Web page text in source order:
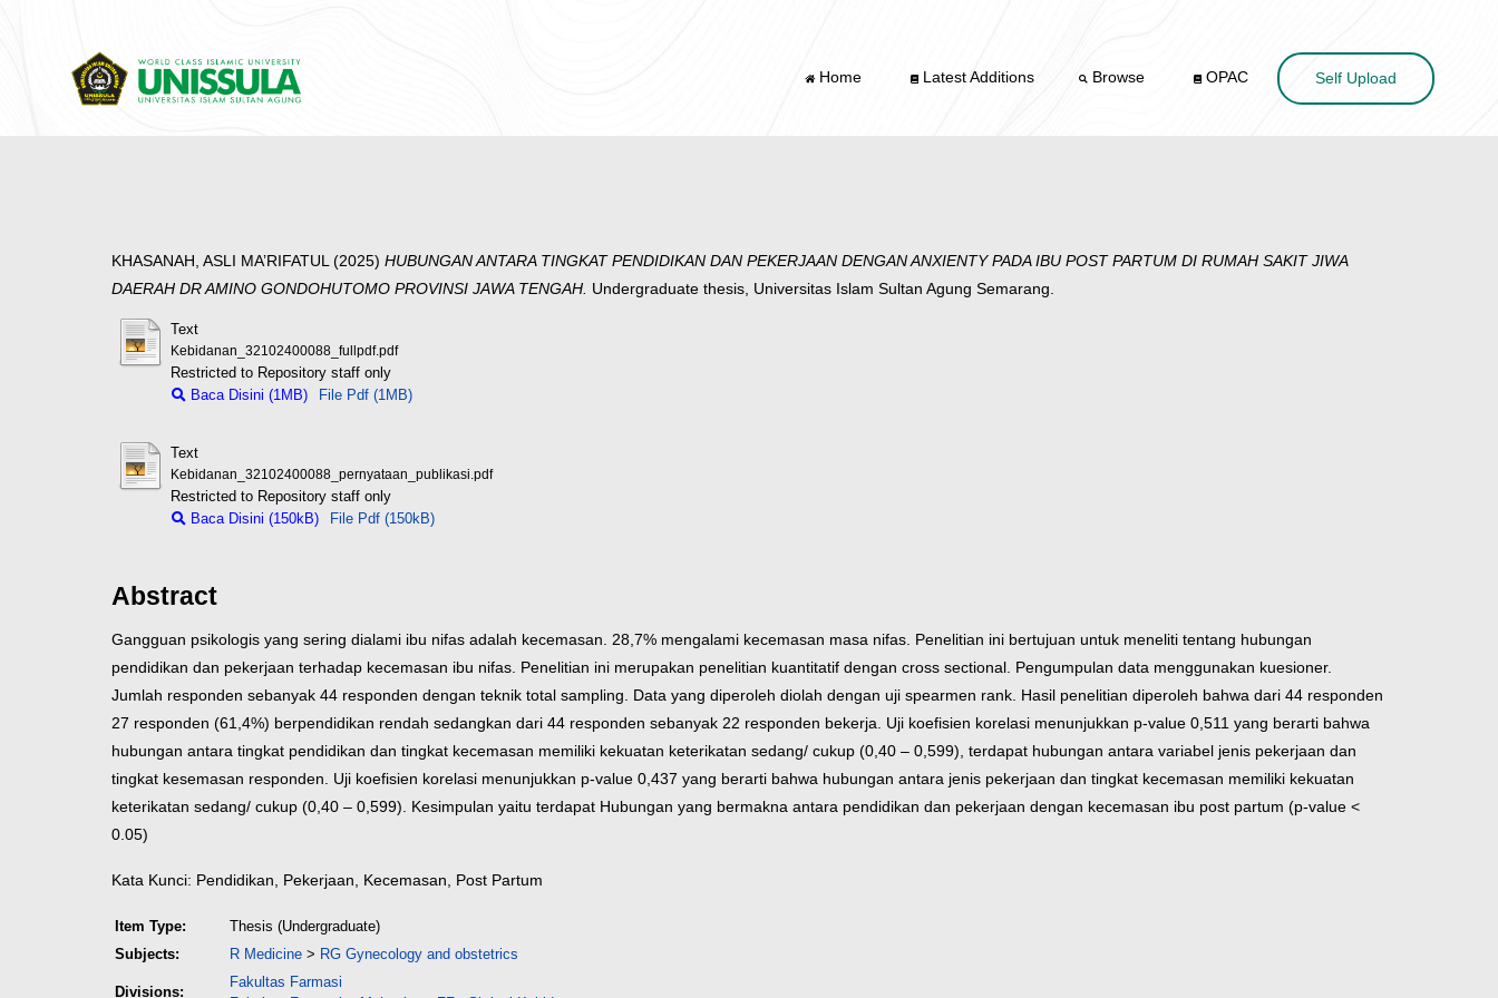
Home Latest Additions Browse OPAC Self Upload
KHASANAH, ASLI MA’RIFATUL(2025) HUBUNGAN ANTARA TINGKAT PENDIDIKAN DAN PEKERJAAN DENGAN ANXIENTY PADA IBU POST PARTUM DI RUMAH SAKIT JIWA
DAERAH DR AMINO GONDOHUTOMO PROVINSI JAWA TENGAH. Undergraduate thesis, Universitas Islam Sultan Agung Semarang.
Text
Kebidanan_32102400088_fullpdf.pdf
Restricted to Repository staff only
Baca Disini (1MB)
File Pdf (1MB)
Text
Kebidanan_32102400088_pernyataan_publikasi.pdf
Restricted to Repository staff only
Baca Disini (150kB)
File Pdf (150kB)
Abstract
Gangguan psikologis yang sering dialami ibu nifas adalah kecemasan. 28,7% mengalami kecemasan masa nifas. Penelitian ini bertujuan untuk meneliti tentang hubungan
pendidikan dan pekerjaan terhadap kecemasan ibu nifas. Penelitian ini merupakan penelitian kuantitatif dengan cross sectional. Pengumpulan data menggunakan kuesioner.
Jumlah responden sebanyak 44 responden dengan teknik total sampling. Data yang diperoleh diolah dengan uji spearmen rank. Hasil penelitian diperoleh bahwa dari 44 responden
27 responden (61,4%) berpendidikan rendah sedangkan dari 44 responden sebanyak 22 responden bekerja. Uji koefisien korelasi menunjukkan p-value 0,511 yang berarti bahwa
hubungan antara tingkat pendidikan dan tingkat kecemasan memiliki kekuatan keterikatan sedang/ cukup (0,40 – 0,599), terdapat hubungan antara variabel jenis pekerjaan dan
tingkat kesemasan responden. Uji koefisien korelasi menunjukkan p-value 0,437 yang berarti bahwa hubungan antara jenis pekerjaan dan tingkat kecemasan memiliki kekuatan
keterikatan sedang/ cukup (0,40 – 0,599). Kesimpulan yaitu terdapat Hubungan yang bermakna antara pendidikan dan pekerjaan dengan kecemasan ibu post partum (p-value <
0.05)
Kata Kunci: Pendidikan, Pekerjaan, Kecemasan, Post Partum
Item Type:
Thesis (Undergraduate)
Subjects:
R Medicine > RG Gynecology and obstetrics
Divisions:
Fakultas Farmasi